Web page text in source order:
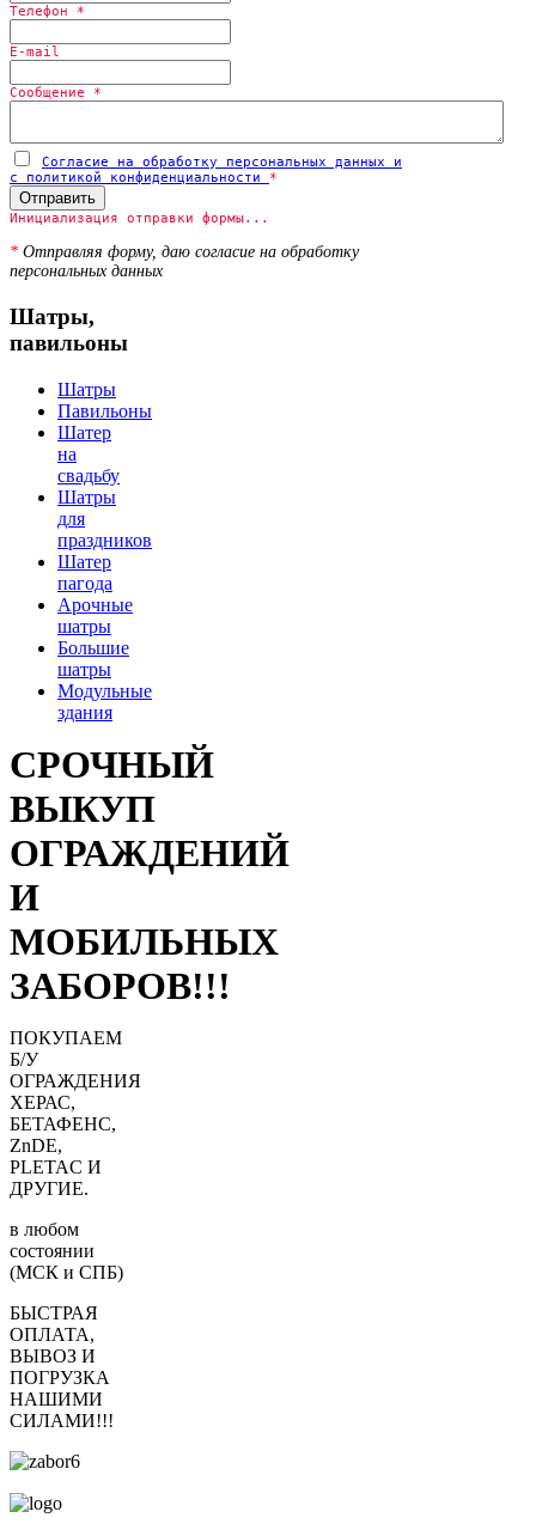
Телефон *
E-mail
Сообщение *
Согласие на обработку персональных данных и
с политикой конфиденциальности *
Отправить
Инициализация отправки формы...
* Отправляя форму, даю согласие на обработку
персональных данных
Шатры,
павильоны
Шатры
Павильоны
Шатер
на
свадьбу
Шатры
для
праздников
Шатер
пагода
Арочные
шатры
Большие
шатры
Модульные
здания
СРОЧНЫЙ
ВЫКУП
ОГРАЖДЕНИЙ
И
МОБИЛЬНЫХ
ЗАБОРОВ!!!
ПОКУПАЕМ
Б/У
ОГРАЖДЕНИЯ
ХЕРАС,
БЕТАФЕНС,
ZnDE,
PLETAC И
ДРУГИЕ.
в любом
состоянии
(МСК и СПБ)
БЫСТРАЯ
ОПЛАТА,
ВЫВОЗ И
ПОГРУЗКА
НАШИМИ
СИЛАМИ!!!